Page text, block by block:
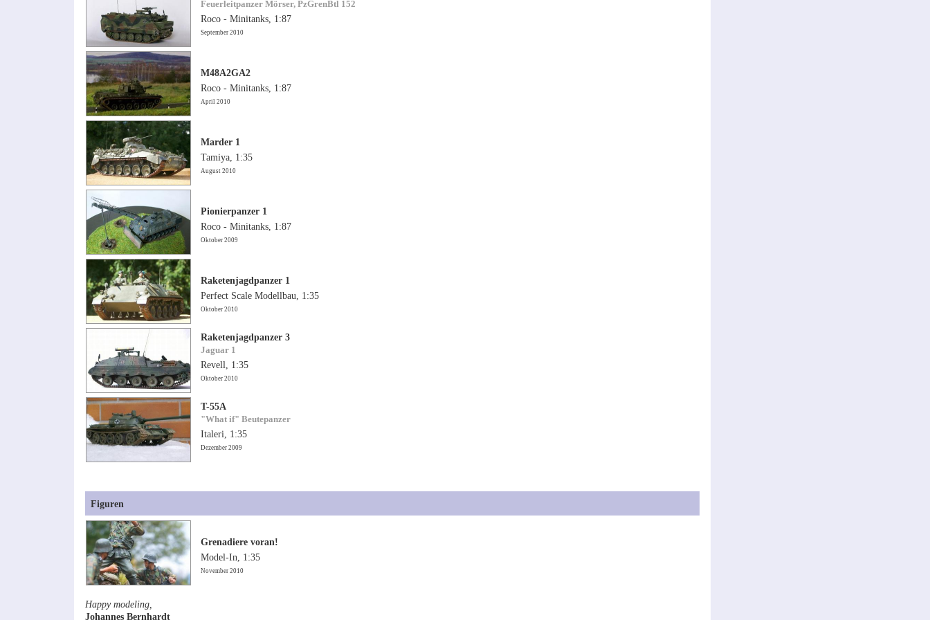
Feuerleitpanzer Mörser, PzGrenBtl 152
Roco - Minitanks, 1:87
September 2010
M48A2GA2
Roco - Minitanks, 1:87
April 2010
Marder 1
Tamiya, 1:35
August 2010
Pionierpanzer 1
Roco - Minitanks, 1:87
Oktober 2009
Raketenjagdpanzer 1
Perfect Scale Modellbau, 1:35
Oktober 2010
Raketenjagdpanzer 3
Jaguar 1
Revell, 1:35
Oktober 2010
T-55A
"What if" Beutepanzer
Italeri, 1:35
Dezember 2009
Figuren
Grenadiere voran!
Model-In, 1:35
November 2010
Happy modeling,
Johannes Bernhardt